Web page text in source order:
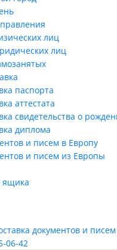
лиц
лиц
паспорта
аттестата
свидетельства о
диплома
и писем в Европу
и писем из Европы
ящика
документов и писем
06-42